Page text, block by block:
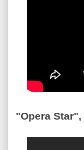
"Opera Star",